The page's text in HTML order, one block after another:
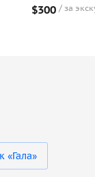
$300 за
«Гала»